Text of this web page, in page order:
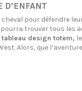
D’ENFANT
pour défendre
trouver tous les
tableau design totem, le
Alors, que